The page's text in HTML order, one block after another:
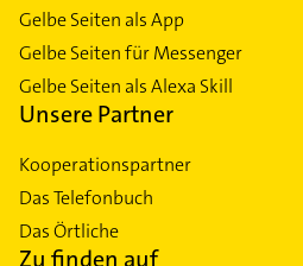
Gelbe Seiten als App
Gelbe Seiten für Messenger
Gelbe Seiten als Alexa Skill
Unsere Partner
Kooperationspartner
Das Telefonbuch
Das Örtliche
Zu finden auf